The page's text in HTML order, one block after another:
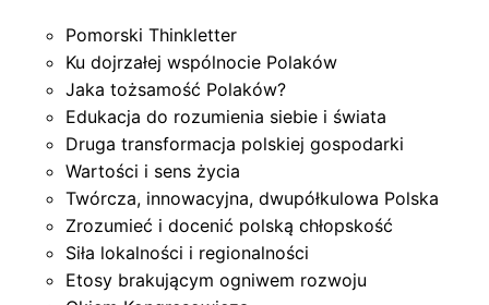
Pomorski Thinkletter
Ku dojrzałej wspólnocie Polaków
Jaka tożsamość Polaków?
Edukacja do rozumienia siebie i świata
Druga transformacja polskiej gospodarki
Wartości i sens życia
Twórcza, innowacyjna, dwupółkulowa Polska
Zrozumieć i docenić polską chłopskość
Siła lokalności i regionalności
Etosy brakującym ogniwem rozwoju